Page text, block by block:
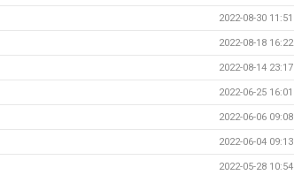
2022-08-30 11:51
2022-08-18 16:22
2022-08-14 23:17
2022-06-25 16:01
2022-06-06 09:08
2022-06-04 09:13
2022-05-28 10:54